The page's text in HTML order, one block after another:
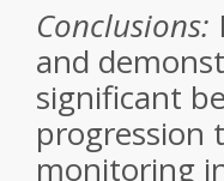
Conclusions:
and
significant
progression
monitoring